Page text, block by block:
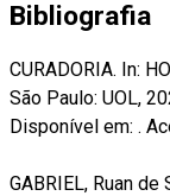
Bibliografia
CURADORIA. In:
São Paulo: UOL,
Disponível em: .
GABRIEL, Ruan